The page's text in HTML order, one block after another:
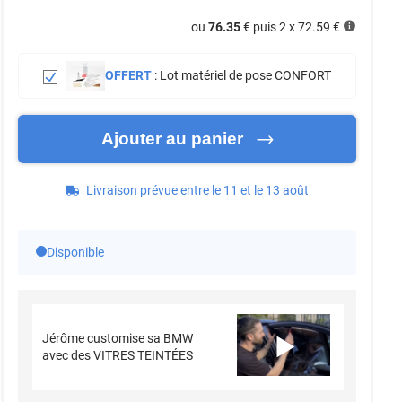
ou 76.35€ puis 2 x72.59 €
OFFERT : Lot matériel de pose CONFORT
Ajouter au panier
Livraison prévue entre le 11 et le 13 août
Disponible
Jérôme customise sa BMW
avec des VITRES TEINTÉES